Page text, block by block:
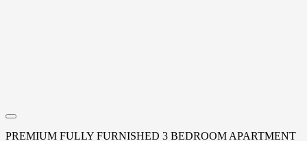
PREMIUM FULLY FURNISHED 3 BEDROOM APARTMENT